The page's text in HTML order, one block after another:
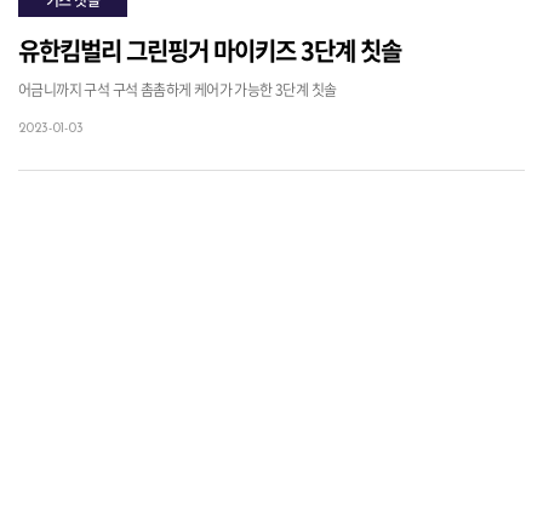
유한킴벌리 그린핑거 마이키즈 3단계 칫솔
어금니까지 구석 구석 촘촘하게 케어가 가능한 3단계 칫솔
2023-01-03